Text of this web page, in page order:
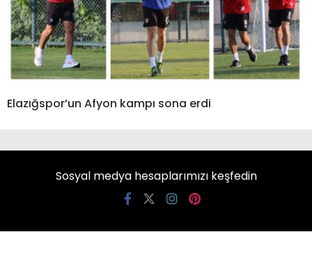
Elazığspor’un Afyon kampı sona erdi
Sosyal medya hesaplarımızı keşfedin